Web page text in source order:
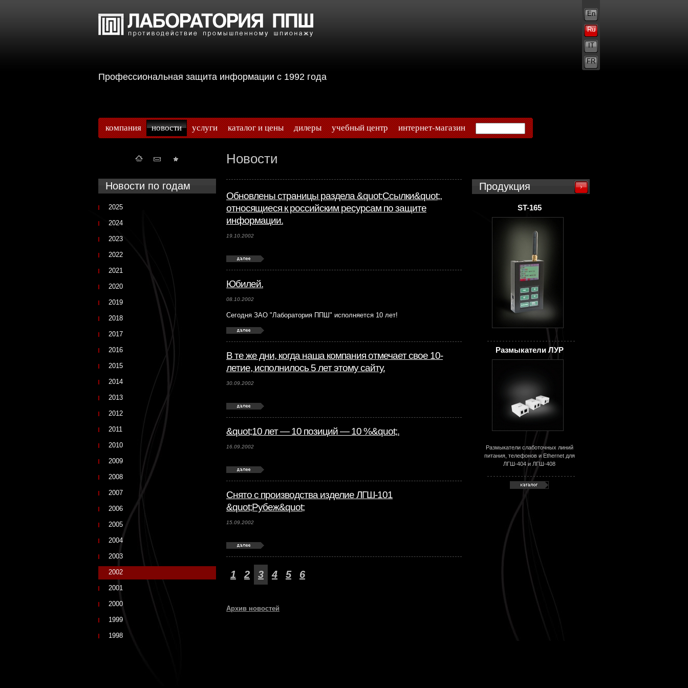
Профессиональная защита информации с 1992 года
En
Ru
IT
FR
компания новости услуги каталог и цены дилеры учебный центр интернет-магазин
Новости
Обновлены страницы раздела &quot;Ссылки&quot;,
относящиеся к российским ресурсам по защите
информации.
19.10.2002
Юбилей.
08.10.2002
Сегодня ЗАО "Лаборатория ППШ" исполняется 10 лет!
В те же дни, когда наша компания отмечает свое 10-
летие, исполнилось 5 лет этому сайту.
30.09.2002
&quot;10 лет — 10 позиций — 10 %&quot;.
16.09.2002
Снято с производства изделие ЛГШ-101
&quot;Рубеж&quot;
15.09.2002
1 2 3 4 5 6
Архив новостей
Новости по годам
2025
2024
2023
2022
2021
2020
2019
2018
2017
2016
2015
2014
2013
2012
2011
2010
2009
2008
2007
2006
2005
2004
2003
2002
2001
2000
1999
1998
Продукция
ST-165
Размыкатели ЛУР
Размыкатели слаботочных линий
питания, телефонов и Ethernet для
ЛГШ-404 и ЛГШ-408